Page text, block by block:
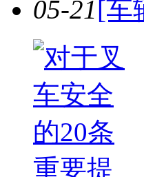
05-21 [车